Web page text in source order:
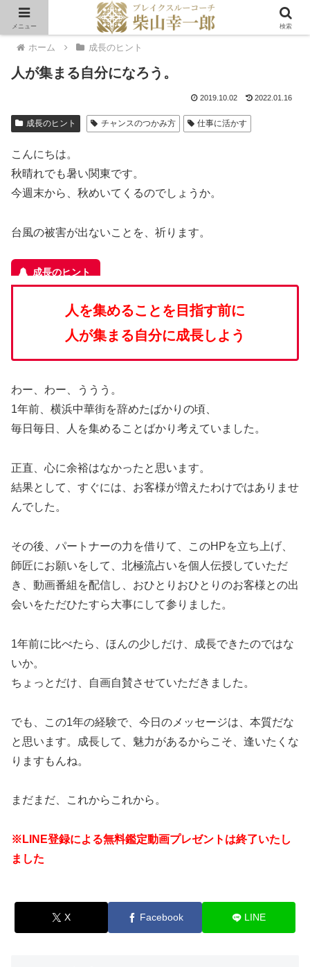
ホーム 成長のヒント
人が集まる自分になろう。
2019.10.02 2022.01.16
成長のヒント チャンスのつかみ方 仕事に活かす
こんにちは。
秋晴れでも暑い関東です。
今週末から、秋めいてくるのでしょうか。
台風の被害が出ないことを、祈ります。
人を集めることを目指す前に
人が集まる自分に成長しよう
わー、わー、ううう。
1年前、横浜中華街を辞めたばかりの頃、
毎日毎日、人を集めることばかり考えていました。
正直、心に余裕はなかったと思います。
結果として、すぐには、お客様が増えたわけではありませ
んでした。
その後、パートナーの力を借りて、このHPを立ち上げ、
師匠にお願いをして、北極流占いを個人伝授していただ
き、動画番組を配信し、おひとりおひとりのお客様との出
会いをただひたすら大事にして参りました。
1年前に比べたら、ほんの少しだけ、成長できたのではな
いか。
ちょっとだけ、自画自賛させていただきました。
でも、この1年の経験で、今日のメッセージは、本質だな
と思います。成長して、魅力があるからこそ、逢いたくな
りますもんね。
まだまだ、これからこれから。
※LINE登録による無料鑑定動画プレゼントは終了いたし
ました
X Facebook LINE
メニュー 検索